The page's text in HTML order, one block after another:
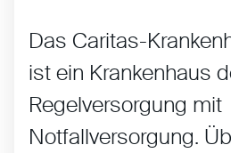
Das Caritas-
ist ein Krankenhaus
Regelversorgung mit
Notfallversorgung.